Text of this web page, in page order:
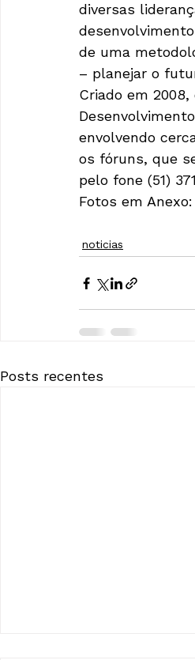
diversas
de uma
– planejar o
Criado em
envolvendo
os fóruns, que
pelo fone (51)
Fotos em
noticias
Posts recentes